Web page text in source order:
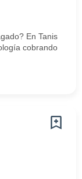
En Tanis
cobrando